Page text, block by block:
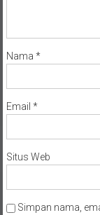
Nama *
Email *
Situs Web
Simpan nama,